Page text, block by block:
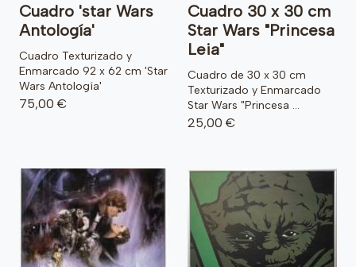
Cuadro 'star Wars
Antología'
Cuadro Texturizado y
Enmarcado 92 x 62 cm 'Star
Wars Antología'
75,00 €
Cuadro 30 x 30 cm
Star Wars "Princesa
Leia"
Cuadro de 30 x 30 cm
Texturizado y Enmarcado
Star Wars "Princesa ...
25,00 €